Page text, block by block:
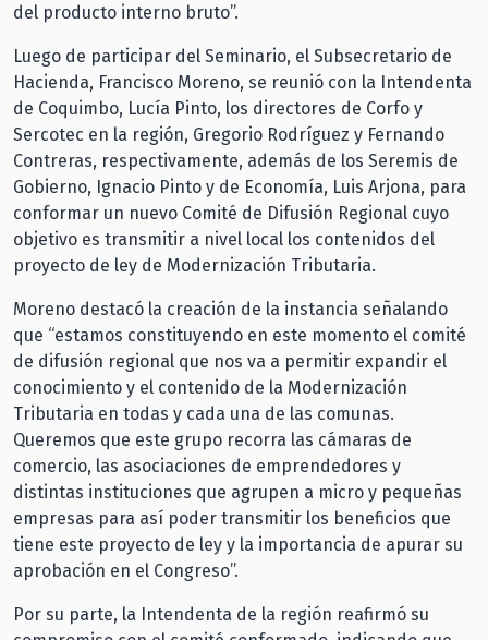
del producto interno bruto”.
Luego de participar del Seminario, el Subsecretario de
Hacienda, Francisco Moreno, se reunió con la Intendenta
de Coquimbo, Lucía Pinto, los directores de Corfo y
Sercotec en la región, Gregorio Rodríguez y Fernando
Contreras, respectivamente, además de los Seremis de
Gobierno, Ignacio Pinto y de Economía, Luis Arjona, para
conformar un nuevo Comité de Difusión Regional cuyo
objetivo es transmitir a nivel local los contenidos del
proyecto de ley de Modernización Tributaria.
Moreno destacó la creación de la instancia señalando
que “estamos constituyendo en este momento el comité
de difusión regional que nos va a permitir expandir el
conocimiento y el contenido de la Modernización
Tributaria en todas y cada una de las comunas.
Queremos que este grupo recorra las cámaras de
comercio, las asociaciones de emprendedores y
distintas instituciones que agrupen a micro y pequeñas
empresas para así poder transmitir los beneficios que
tiene este proyecto de ley y la importancia de apurar su
aprobación en el Congreso”.
Por su parte, la Intendenta de la región reafirmó su